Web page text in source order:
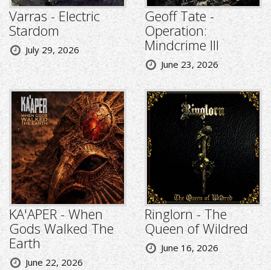
Varras - Electric
Stardom
July 29, 2026
Geoff Tate -
Operation:
Mindcrime III
June 23, 2026
KA'APER - When
Gods Walked The
Earth
June 22, 2026
Ringlorn - The
Queen of Wildred
June 16, 2026